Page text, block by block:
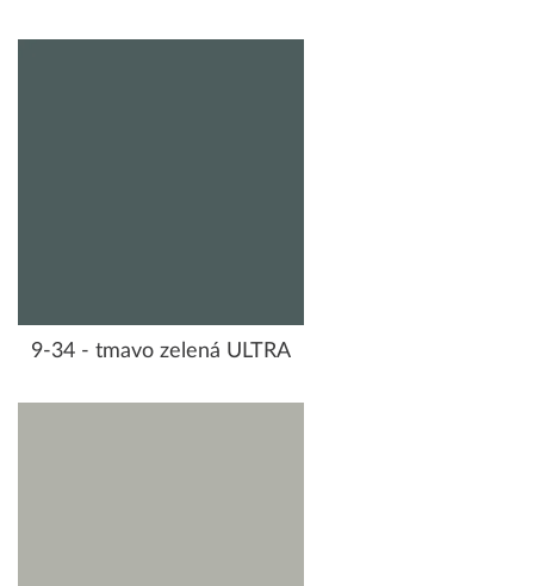
9-34 - tmavo zelená ULTRA